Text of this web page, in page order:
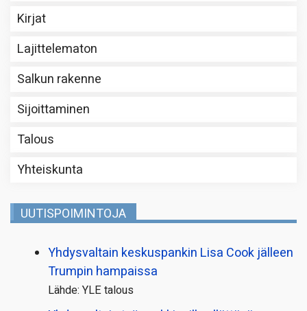
Kirjat
Lajittelematon
Salkun rakenne
Sijoittaminen
Talous
Yhteiskunta
UUTISPOIMINTOJA
Yhdysvaltain keskuspankin Lisa Cook jälleen
Trumpin hampaissa
Lähde: YLE talous